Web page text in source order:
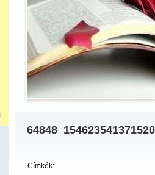
Címkék: